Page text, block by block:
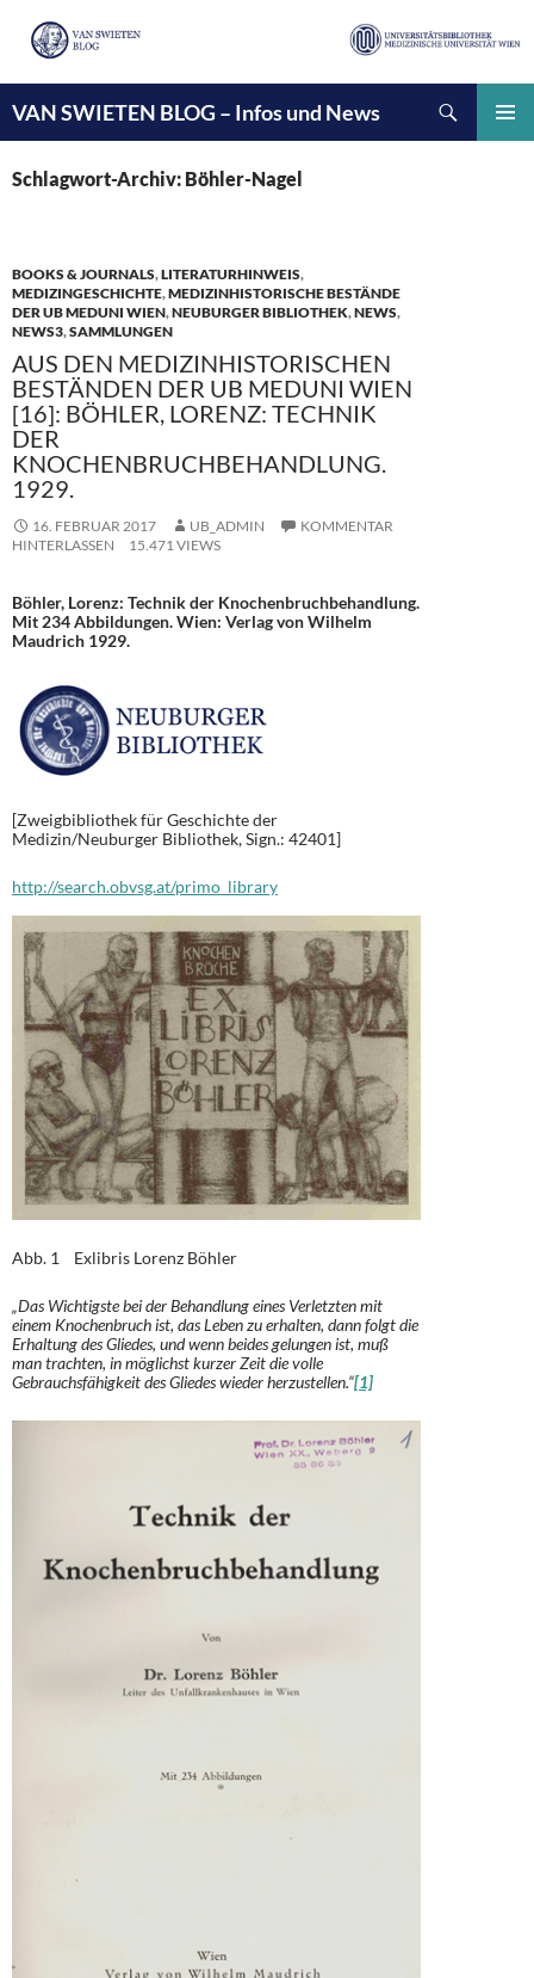
VAN SWIETEN BLOG – Infos und News
INHALT
SPRINGEN
Schlagwort-Archiv: Böhler-Nagel
BOOKS & JOURNALS,LITERATURHINWEIS,
MEDIZINGESCHICHTE,MEDIZINHISTORISCHE BESTÄNDE
DER UB MEDUNI WIEN,NEUBURGER BIBLIOTHEK,NEWS,
NEWS3,SAMMLUNGEN
AUS DEN MEDIZINHISTORISCHEN
BESTÄNDEN DER UB MEDUNI WIEN
[16]: BÖHLER, LORENZ: TECHNIK
DER
KNOCHENBRUCHBEHANDLUNG.
1929.
16. FEBRUAR 2017 UB_ADMIN
KOMMENTAR
HINTERLASSEN
15.471 VIEWS
Böhler, Lorenz: Technik der Knochenbruchbehandlung.
Mit 234 Abbildungen. Wien: Verlag von Wilhelm
Maudrich 1929.
[Zweigbibliothek für Geschichte der
Medizin/Neuburger Bibliothek, Sign.: 42401]
http://search.obvsg.at/primo_library
Abb. 1 Exlibris Lorenz Böhler
„Das Wichtigste bei der Behandlung eines Verletzten mit
einem Knochenbruch ist, das Leben zu erhalten, dann folgt die
Erhaltung des Gliedes, und wenn beides gelungen ist, muß
man trachten, in möglichst kurzer Zeit die volle
Gebrauchsfähigkeit des Gliedes wieder herzustellen.“[1]